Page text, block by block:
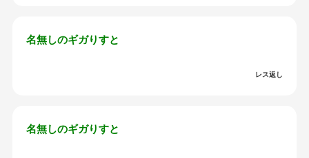
名無しのギガりすと
レス返し
名無しのギガりすと